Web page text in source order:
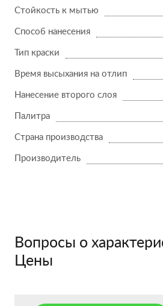
Стойкость к мытью
Способ нанесения
Тип краски
Время высыхания на отлип
Нанесение второго слоя
Палитра
Страна производства
Производитель
Вопросы о
Цены